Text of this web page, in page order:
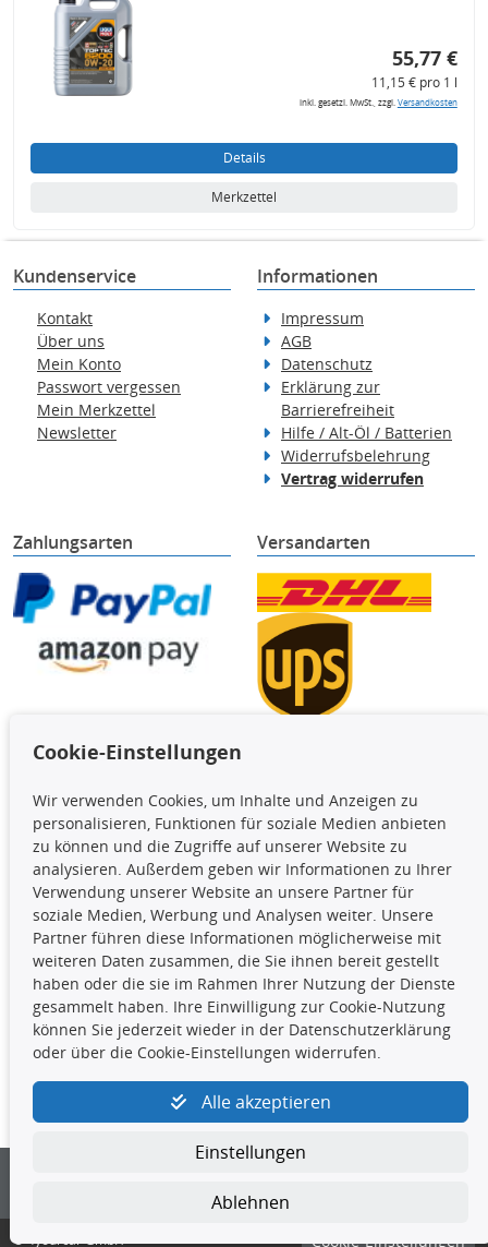
55,77 €
11,15 € pro 1 l
inkl. gesetzl. MwSt., zzgl.Versandkosten
Details
Merkzettel
Kundenservice
Kontakt
Über uns
Mein Konto
Passwort vergessen
Mein Merkzettel
Newsletter
Informationen
Impressum
AGB
Datenschutz
Erklärung zur
Barrierefreiheit
Hilfe / Alt-Öl / Batterien
Widerrufsbelehrung
Vertrag widerrufen
Zahlungsarten Versandarten
Die hier angezeigten Daten,
insbesondere die gesamte Datenbank,
dürfen nicht kopiert werden. Es ist zu
unterlassen, die Daten oder die gesamte Datenbank ohne
vorherige Zustimmung TecDocs zu vervielfältigen, zu
verbreiten und/oder diese Handlungen durch Dritte ausführen
zu lassen. Ein Zuwiderhandeln stellt eine
Urheberrechtsverletzung dar und wird verfolgt.
Kontakt
4yourcar GmbH | Avidesweg 1 | 27386 Hemsbünde |
kundenservice@4yourcar.de
© 4yourcar GmbH Cookie-Einstellungen
Cookie-Einstellungen
Wir verwenden Cookies, um Inhalte und Anzeigen zu
personalisieren, Funktionen für soziale Medien anbieten
zu können und die Zugriffe auf unserer Website zu
analysieren. Außerdem geben wir Informationen zu Ihrer
Verwendung unserer Website an unsere Partner für
soziale Medien, Werbung und Analysen weiter. Unsere
Partner führen diese Informationen möglicherweise mit
weiteren Daten zusammen, die Sie ihnen bereit gestellt
haben oder die sie im Rahmen Ihrer Nutzung der Dienste
gesammelt haben. Ihre Einwilligung zur Cookie-Nutzung
können Sie jederzeit wieder in der Datenschutzerklärung
oder über die Cookie-Einstellungen widerrufen.
Alle akzeptieren
Einstellungen
Ablehnen